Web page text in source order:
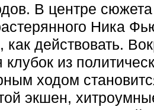
В центре
Ника
действовать.
клубок из
ходом
экшен,